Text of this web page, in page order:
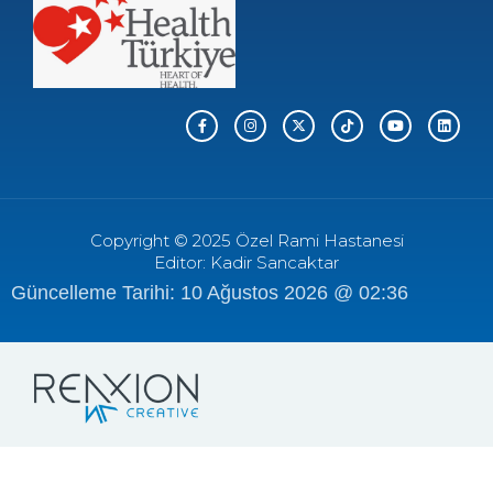
Copyright © 2025 Özel Rami Hastanesi
Editor: Kadir Sancaktar
Güncelleme Tarihi: 10 Ağustos 2026 @ 02:36